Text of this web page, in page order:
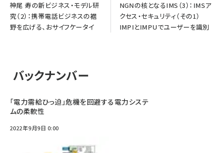
神尾 寿の新ビジネス・モデル研
究（2）：携帯電話ビジネスの裾
野を広げる、おサイフケータイ
NGNの核となるIMS（3）：IMSア
クセス・セキュリティ（その1）
IMPIとIMPUでユーザーを識別
バックナンバー
「電力需給ひっ迫」危機を回避する電力システ
ムの柔軟性
2022年9月9日 0:00